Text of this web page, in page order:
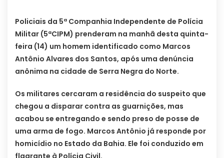
Policiais da 5ª Companhia Independente de Polícia
Militar (5ªCIPM) prenderam na manhã desta quinta-
feira (14) um homem identificado como Marcos
Antônio Alvares dos Santos, após uma denúncia
anônima na cidade de Serra Negra do Norte.
Os militares cercaram a residência do suspeito que
chegou a disparar contra as guarnições, mas
acabou se entregando e sendo preso de posse de
uma arma de fogo. Marcos Antônio já responde por
homicídio no Estado da Bahia. Ele foi conduzido em